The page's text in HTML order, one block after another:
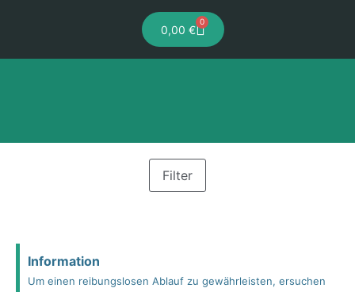
0,00€
0
Filter
Information
Um einen reibungslosen Ablauf zu gewährleisten, ersuchen